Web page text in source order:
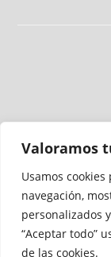
Valoramos
Usamos
navegación,
personalizados
“Aceptar todo”
de las cookies.